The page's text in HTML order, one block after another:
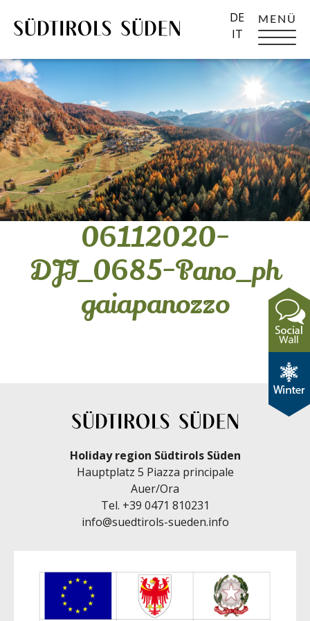
MENÜ
DE
IT
06112020-
DJI_0685-Pano_ph
gaiapanozzo
Holiday region Südtirols Süden
Hauptplatz 5 Piazza principale
Auer/Ora
Tel. +39 0471 810231
info@suedtirols-sueden.info